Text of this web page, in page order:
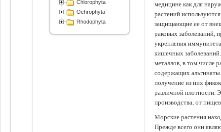
медицине как для
растений
защищающие ее от
раковых заболеваний,
укрепления
кишечных
металлов, в том числе
содержащих
получение из них
различной плотности.
производства, от
Морские растения
Прежде всего они
Chlorophyta
Ochrophyta
Rhodophyta